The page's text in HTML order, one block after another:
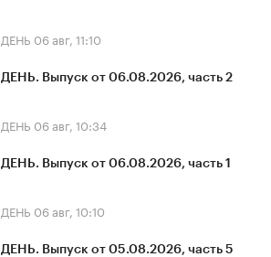
ДЕНЬ 06 авг, 11:10
ДЕНЬ. Выпуск от 06.08.2026, часть 2
ДЕНЬ 06 авг, 10:34
ДЕНЬ. Выпуск от 06.08.2026, часть 1
ДЕНЬ 06 авг, 10:10
ДЕНЬ. Выпуск от 05.08.2026, часть 5